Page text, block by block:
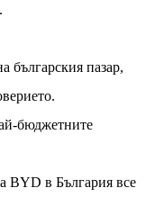
българския пазар,
бюджетните
BYD в България все